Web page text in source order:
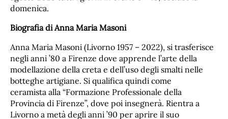
domenica.
Biografia di Anna Maria Masoni
Anna Maria Masoni (Livorno 1957 – 2022), si trasferisce
negli anni ’80 a Firenze dove apprende l’arte della
modellazione della creta e dell’uso degli smalti nelle
botteghe artigiane. Si qualifica quindi come
ceramista alla “Formazione Professionale della
Provincia di Firenze”, dove poi insegnerà. Rientra a
Livorno a metà degli anni ’90 per aprire il suo